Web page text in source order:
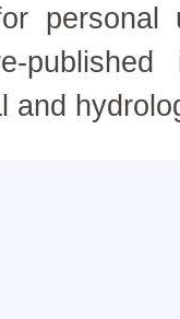
personal
and